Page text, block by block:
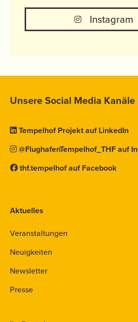
Instagram
Unsere Social Media Kanäle
Tempelhof Projekt auf LinkedIn
@FlughafenTempelhof_THF auf
thf.tempelhof auf Facebook
Aktuelles
Veranstaltungen
Neuigkeiten
Newsletter
Presse